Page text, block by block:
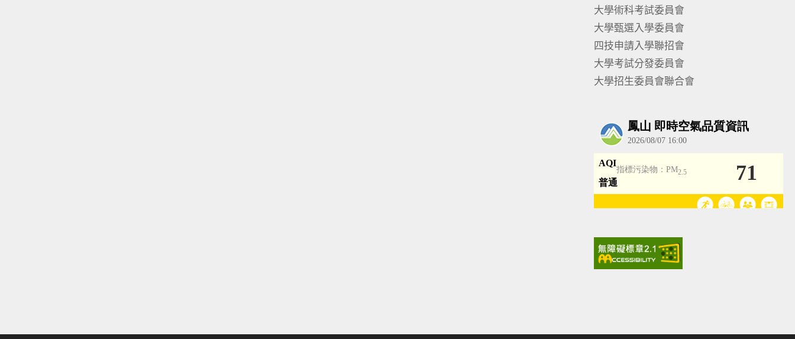
大學術科考試委員會
大學甄選入學委員會
四技申請入學聯招會
大學考試分發委員會
大學招生委員會聯合會